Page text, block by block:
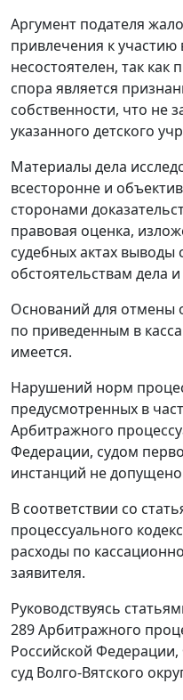
Аргумент подателя
привлечения к участию
несостоятелен, так как
спора является
собственности, что не
указанного детского
Материалы дела
всесторонне и
сторонами
правовая оценка,
судебных актах выводы
обстоятельствам дела
Оснований для отмены
по приведенным в
имеется.
Нарушений норм
предусмотренных в
Арбитражного
Федерации, судом
инстанций не
В соответствии со
процессуального
расходы по
заявителя.
Руководствуясь
289Арбитражного
Российской
суд Волго-Вятского